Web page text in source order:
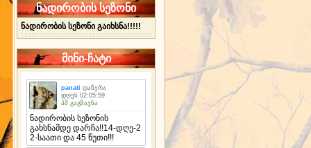
ნადირობის სეზონი
ნადირობის სეზონი გაიხსნა!!!!!
მინი-ჩატი